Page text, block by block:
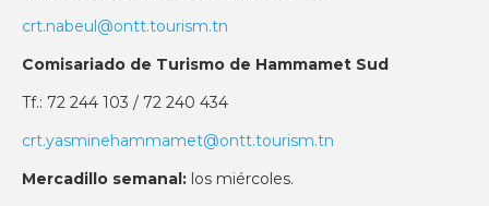
crt.nabeul@ontt.tourism.tn
Comisariado de Turismo de Hammamet Sud
Tf.: 72 244 103 / 72 240 434
crt.yasminehammamet@ontt.tourism.tn
Mercadillo semanal: los miércoles.